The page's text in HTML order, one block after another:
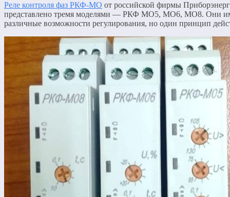
Реле контроля фаз РКФ-МО от российской фирмы
представлено тремя моделями — РКФ МО5, МО6, МО8. Они
различные возможности регулирования, но один принцип